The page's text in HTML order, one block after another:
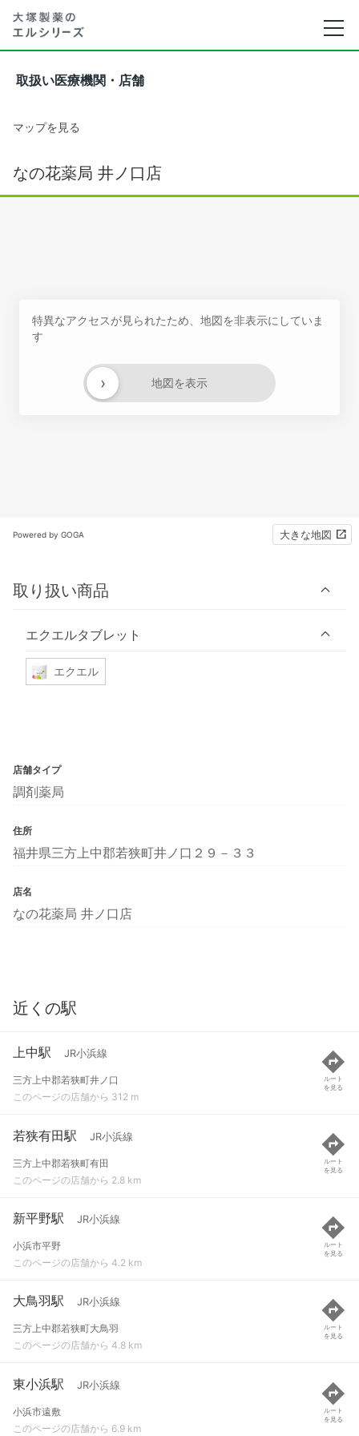
取扱い医療機関・店舗
マップを見る
なの花薬局 井ノ口店
特異なアクセスが見られたため、地図を非表示にしていま
す
地図を表示
›
Powered by GOGA 大きな地図
取り扱い商品
エクエルタブレット
エクエル
店舗タイプ
調剤薬局
住所
福井県三方上中郡若狭町井ノ口２９－３３
店名
なの花薬局 井ノ口店
近くの駅
上中駅 JR小浜線
三方上中郡若狭町井ノ口
このページの店舗から 312 m
ルート
を見る
若狭有田駅 JR小浜線
三方上中郡若狭町有田
このページの店舗から 2.8 km
ルート
を見る
新平野駅 JR小浜線
小浜市平野
このページの店舗から 4.2 km
ルート
を見る
大鳥羽駅 JR小浜線
三方上中郡若狭町大鳥羽
このページの店舗から 4.8 km
ルート
を見る
東小浜駅 JR小浜線
小浜市遠敷
このページの店舗から 6.9 km
ルート
を見る